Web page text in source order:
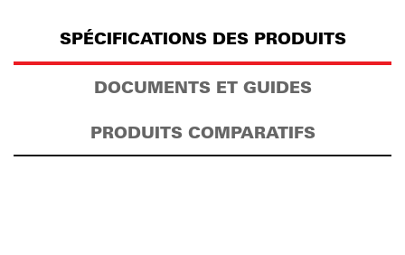
SPÉCIFICATIONS DES PRODUITS
DOCUMENTS ET GUIDES
PRODUITS COMPARATIFS